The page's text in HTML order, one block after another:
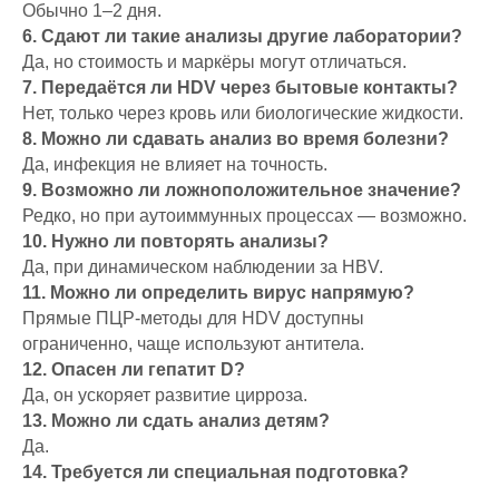
Обычно 1–2 дня.
6. Сдают ли такие анализы другие лаборатории?
Да, но стоимость и маркёры могут отличаться.
7. Передаётся ли HDV через бытовые контакты?
Нет, только через кровь или биологические жидкости.
8. Можно ли сдавать анализ во время болезни?
Да, инфекция не влияет на точность.
9. Возможно ли ложноположительное значение?
Редко, но при аутоиммунных процессах — возможно.
10. Нужно ли повторять анализы?
Да, при динамическом наблюдении за HBV.
11. Можно ли определить вирус напрямую?
Прямые ПЦР-методы для HDV доступны
ограниченно, чаще используют антитела.
12. Опасен ли гепатит D?
Да, он ускоряет развитие цирроза.
13. Можно ли сдать анализ детям?
Да.
14. Требуется ли специальная подготовка?